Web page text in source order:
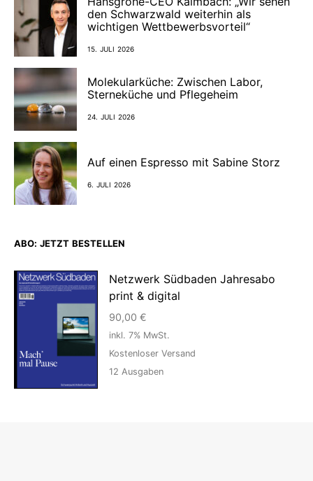
den Schwarzwald weiterhin als
wichtigen Wettbewerbsvorteil“
15. JULI 2026
Molekularküche: Zwischen Labor,
Sterneküche und Pflegeheim
24. JULI 2026
Auf einen Espresso mit Sabine Storz
6. JULI 2026
ABO: JETZT BESTELLEN
Netzwerk Südbaden Jahresabo
print & digital
90,00 €
inkl. 7% MwSt.
Kostenloser Versand
12 Ausgaben